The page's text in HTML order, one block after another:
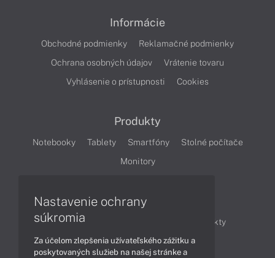
Informácie
Obchodné podmienky
Reklamačné podmienky
Ochrana osobných údajov
Vrátenie tovaru
Vyhlásenie o prístupnosti
Cookies
Produkty
Notebooky Tablety Smartfóny
Stolné počítače
Monitory
Články
Obchodné informácie
Produkty
Technológie
Videá
Nastavenie ochrany
súkromia
Za účelom zlepšenia užívateľského zážitku a
poskytovaných služieb na našej stránke a